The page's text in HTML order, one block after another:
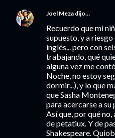
Joel Meza dijo…
Recuerdo que mi
supuesto, y a
inglés... pero con
trabajando, qué
alguna vez me
Noche, no estoy
dormir...), y lo que
que Sasha
para acercarse a
Así que, por qué
de petatiux. Y de
Shakespeare.